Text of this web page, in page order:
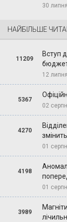
30
НАЙБІЛЬШЕ
11209
Вступ
12
5367
02
4270
01
4198
01
3989